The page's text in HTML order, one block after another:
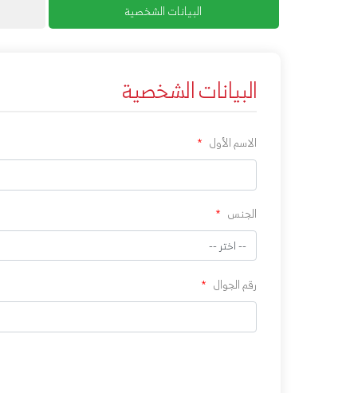
البيانات الشخصية
البيانات الشخصية
الاسم الأول *
الجنس *
رقم الجوال *